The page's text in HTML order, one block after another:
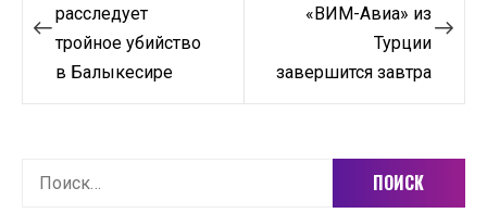
по
записям
расследует
тройное убийство
в Балыкесире
«ВИМ-Авиа» из
Турции
завершится завтра
Найти: